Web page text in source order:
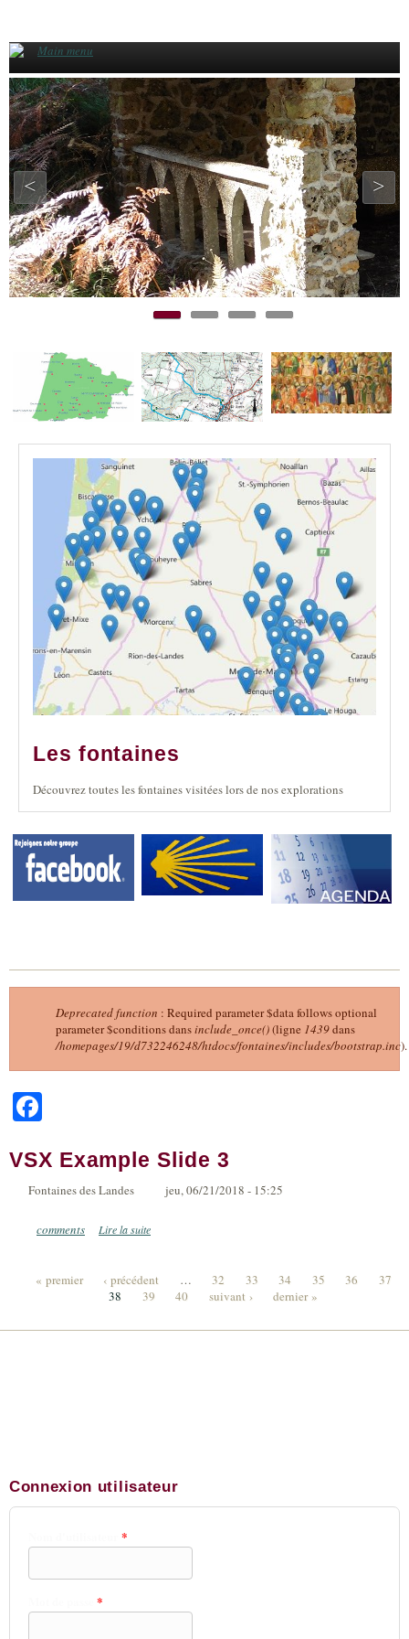
Main menu
< >
Les fontaines
Découvrez toutes les fontaines visitées lors de nos explorations
Message d'erreur
Deprecated function : Required parameter $data follows optional
parameter $conditions dansinclude_once()(ligne 1439dans
/homepages/19/d732246248/htdocs/fontaines/includes/bootstrap.inc).
VSX Example Slide 3
Fontaines des Landes jeu, 06/21/2018 - 15:25
comments Lire la suite
« premier ‹ précédent … 32 33 34 35 36
37
38
39 40 suivant › dernier »
Connexion utilisateur
*
*